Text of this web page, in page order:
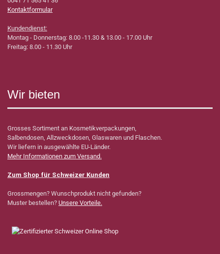
Kontaktformular
Kundendienst:
Montag - Donnerstag: 8.00 -11.30 & 13.00 - 17.00 Uhr
Freitag: 8.00 - 11.30 Uhr
Wir bieten
Grosses Sortiment an Kosmetikverpackungen,
Salbendosen, Allzweckdosen, Glaswaren und Flaschen.
Wir liefern in ausgewählte EU-Länder.
Mehr Informationen zum Versand.
Zum Shop für Schweizer Kunden
Grossmengen? Wunschprodukt nicht gefunden?
Muster bestellen? Unsere Vorteile.